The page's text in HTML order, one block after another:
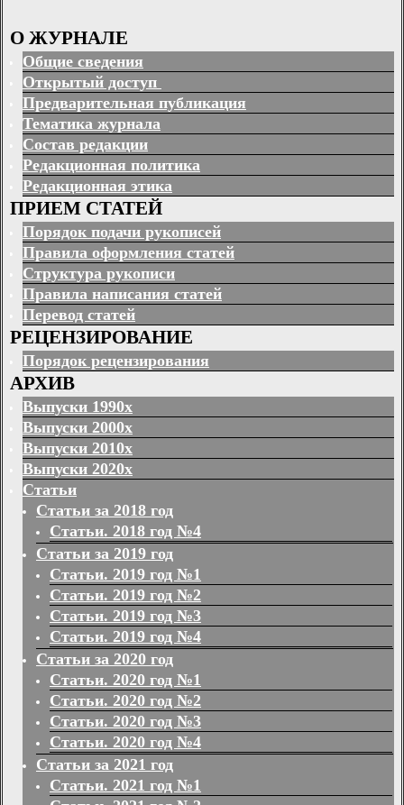
О ЖУРНАЛЕ
Общие сведения
Открытый доступ
Предварительная публикация
Тематика журнала
Состав редакции
Редакционная политика
Редакционная этика
ПРИЕМ СТАТЕЙ
Порядок подачи рукописей
Правила оформления статей
Структура рукописи
Правила написания статей
Перевод статей
РЕЦЕНЗИРОВАНИЕ
Порядок рецензирования
АРХИВ
Выпуски 1990х
Выпуски 2000х
Выпуски 2010х
Выпуски 2020х
Статьи
Статьи за 2018 год
Статьи. 2018 год №4
Статьи за 2019 год
Статьи. 2019 год №1
Статьи. 2019 год №2
Статьи. 2019 год №3
Статьи. 2019 год №4
Статьи за 2020 год
Статьи. 2020 год №1
Статьи. 2020 год №2
Статьи. 2020 год №3
Статьи. 2020 год №4
Статьи за 2021 год
Статьи. 2021 год №1